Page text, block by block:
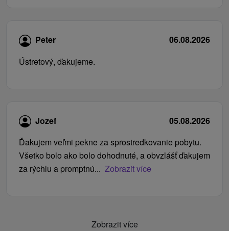
Peter
06.08.2026
Ústretový, ďakujeme.
Jozef
05.08.2026
Ďakujem veľmi pekne za sprostredkovanie pobytu.
Všetko bolo ako bolo dohodnuté, a obvzlášť ďakujem
za rýchlu a promptnú... Zobrazit více
Zobrazit více